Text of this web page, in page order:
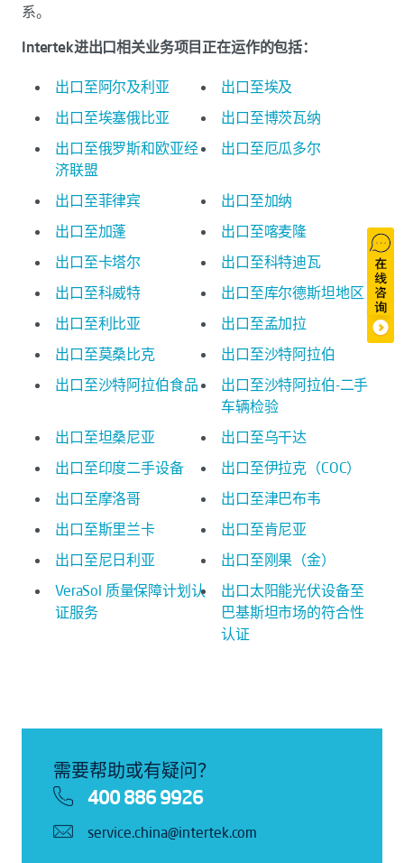
系。
Intertek进出口相关业务项目正在运作的包括：
出口至阿尔及利亚
出口至埃及
出口至埃塞俄比亚
出口至博茨瓦纳
出口至俄罗斯和欧亚经
济联盟
出口至厄瓜多尔
出口至菲律宾
出口至加纳
出口至加蓬
出口至喀麦隆
出口至卡塔尔
出口至科特迪瓦
出口至科威特
出口至库尔德斯坦地区
出口至利比亚
出口至孟加拉
出口至莫桑比克
出口至沙特阿拉伯
出口至沙特阿拉伯食品
出口至沙特阿拉伯-二手
车辆检验
出口至坦桑尼亚
出口至乌干达
出口至印度二手设备
出口至伊拉克（COC）
出口至摩洛哥
出口至津巴布韦
出口至斯里兰卡
出口至肯尼亚
出口至尼日利亚
出口至刚果（金）
VeraSol 质量保障计划认
证服务
出口太阳能光伏设备至
巴基斯坦市场的符合性
认证
需要帮助或有疑问？
400 886 9926
service.china@intertek.com